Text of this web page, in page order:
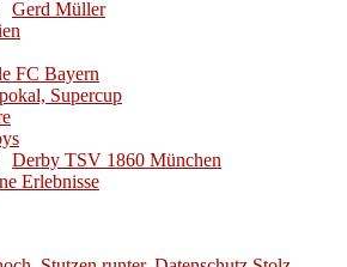
Gerd Müller
FC Bayern
Supercup
Derby TSV 1860 München
Erlebnisse